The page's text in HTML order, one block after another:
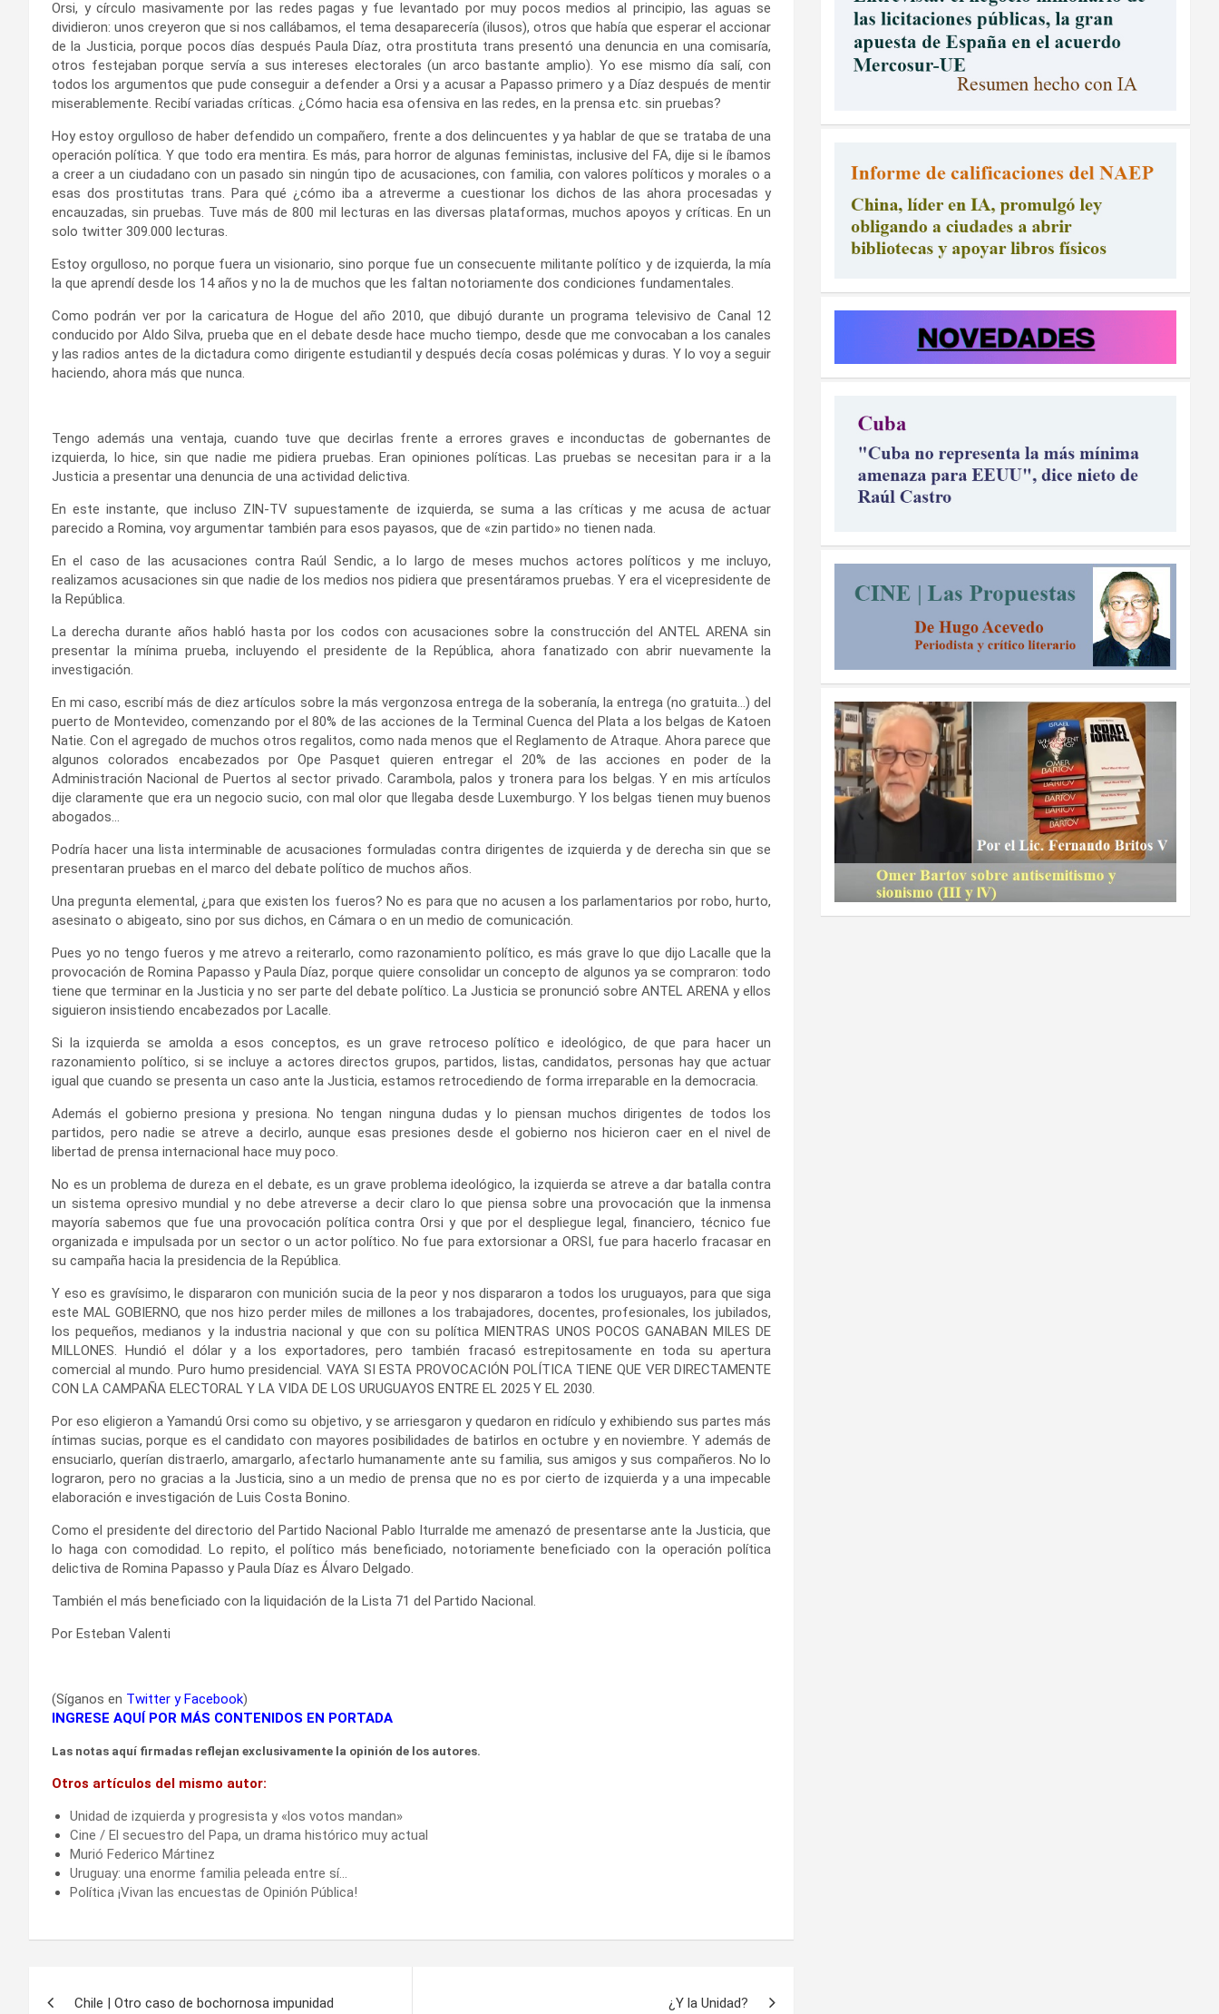
Orsi, y círculo masivamente por las redes pagas y fue levantado por muy pocos medios al principio, las aguas se
dividieron: unos creyeron que si nos callábamos, el tema desaparecería (ilusos), otros que había que esperar el accionar
de la Justicia, porque pocos días después Paula Díaz, otra prostituta trans presentó una denuncia en una comisaría,
otros festejaban porque servía a sus intereses electorales (un arco bastante amplio). Yo ese mismo día salí, con
todos los argumentos que pude conseguir a defender a Orsi y a acusar a Papasso primero y a Díaz después de mentir
miserablemente. Recibí variadas críticas. ¿Cómo hacia esa ofensiva en las redes, en la prensa etc. sin pruebas?
Hoy estoy orgulloso de haber defendido un compañero, frente a dos delincuentes y ya hablar de que se trataba de una
operación política. Y que todo era mentira. Es más, para horror de algunas feministas, inclusive del FA, dije si le íbamos
a creer a un ciudadano con un pasado sin ningún tipo de acusaciones, con familia, con valores políticos y morales o a
esas dos prostitutas trans. Para qué ¿cómo iba a atreverme a cuestionar los dichos de las ahora procesadas y
encauzadas, sin pruebas. Tuve más de 800 mil lecturas en las diversas plataformas, muchos apoyos y críticas. En un
solo twitter 309.000 lecturas.
Estoy orgulloso, no porque fuera un visionario, sino porque fue un consecuente militante político y de izquierda, la mía
la que aprendí desde los 14 años y no la de muchos que les faltan notoriamente dos condiciones fundamentales.
Como podrán ver por la caricatura de Hogue del año 2010, que dibujó durante un programa televisivo de Canal 12
conducido por Aldo Silva, prueba que en el debate desde hace mucho tiempo, desde que me convocaban a los canales
y las radios antes de la dictadura como dirigente estudiantil y después decía cosas polémicas y duras. Y lo voy a seguir
haciendo, ahora más que nunca.
Tengo además una ventaja, cuando tuve que decirlas frente a errores graves e inconductas de gobernantes de
izquierda, lo hice, sin que nadie me pidiera pruebas. Eran opiniones políticas. Las pruebas se necesitan para ir a la
Justicia a presentar una denuncia de una actividad delictiva.
En este instante, que incluso ZIN-TV supuestamente de izquierda, se suma a las críticas y me acusa de actuar
parecido a Romina, voy argumentar también para esos payasos, que de «zin partido» no tienen nada.
En el caso de las acusaciones contra Raúl Sendic, a lo largo de meses muchos actores políticos y me incluyo,
realizamos acusaciones sin que nadie de los medios nos pidiera que presentáramos pruebas. Y era el vicepresidente de
la República.
La derecha durante años habló hasta por los codos con acusaciones sobre la construcción del ANTEL ARENA sin
presentar la mínima prueba, incluyendo el presidente de la República, ahora fanatizado con abrir nuevamente la
investigación.
En mi caso, escribí más de diez artículos sobre la más vergonzosa entrega de la soberanía, la entrega (no gratuita…) del
puerto de Montevideo, comenzando por el 80% de las acciones de la Terminal Cuenca del Plata a los belgas de Katoen
Natie. Con el agregado de muchos otros regalitos, como nada menos que el Reglamento de Atraque. Ahora parece que
algunos colorados encabezados por Ope Pasquet quieren entregar el 20% de las acciones en poder de la
Administración Nacional de Puertos al sector privado. Carambola, palos y tronera para los belgas. Y en mis artículos
dije claramente que era un negocio sucio, con mal olor que llegaba desde Luxemburgo. Y los belgas tienen muy buenos
abogados…
Podría hacer una lista interminable de acusaciones formuladas contra dirigentes de izquierda y de derecha sin que se
presentaran pruebas en el marco del debate político de muchos años.
Una pregunta elemental, ¿para que existen los fueros? No es para que no acusen a los parlamentarios por robo, hurto,
asesinato o abigeato, sino por sus dichos, en Cámara o en un medio de comunicación.
Pues yo no tengo fueros y me atrevo a reiterarlo, como razonamiento político, es más grave lo que dijo Lacalle que la
provocación de Romina Papasso y Paula Díaz, porque quiere consolidar un concepto de algunos ya se compraron: todo
tiene que terminar en la Justicia y no ser parte del debate político. La Justicia se pronunció sobre ANTEL ARENA y ellos
siguieron insistiendo encabezados por Lacalle.
Si la izquierda se amolda a esos conceptos, es un grave retroceso político e ideológico, de que para hacer un
razonamiento político, si se incluye a actores directos grupos, partidos, listas, candidatos, personas hay que actuar
igual que cuando se presenta un caso ante la Justicia, estamos retrocediendo de forma irreparable en la democracia.
Además el gobierno presiona y presiona. No tengan ninguna dudas y lo piensan muchos dirigentes de todos los
partidos, pero nadie se atreve a decirlo, aunque esas presiones desde el gobierno nos hicieron caer en el nivel de
libertad de prensa internacional hace muy poco.
No es un problema de dureza en el debate, es un grave problema ideológico, la izquierda se atreve a dar batalla contra
un sistema opresivo mundial y no debe atreverse a decir claro lo que piensa sobre una provocación que la inmensa
mayoría sabemos que fue una provocación política contra Orsi y que por el despliegue legal, financiero, técnico fue
organizada e impulsada por un sector o un actor político. No fue para extorsionar a ORSI, fue para hacerlo fracasar en
su campaña hacia la presidencia de la República.
Y eso es gravísimo, le dispararon con munición sucia de la peor y nos dispararon a todos los uruguayos, para que siga
este MAL GOBIERNO, que nos hizo perder miles de millones a los trabajadores, docentes, profesionales, los jubilados,
los pequeños, medianos y la industria nacional y que con su política MIENTRAS UNOS POCOS GANABAN MILES DE
MILLONES. Hundió el dólar y a los exportadores, pero también fracasó estrepitosamente en toda su apertura
comercial al mundo. Puro humo presidencial. VAYA SI ESTA PROVOCACIÓN POLÍTICA TIENE QUE VER DIRECTAMENTE
CON LA CAMPAÑA ELECTORAL Y LA VIDA DE LOS URUGUAYOS ENTRE EL 2025 Y EL 2030.
Por eso eligieron a Yamandú Orsi como su objetivo, y se arriesgaron y quedaron en ridículo y exhibiendo sus partes más
íntimas sucias, porque es el candidato con mayores posibilidades de batirlos en octubre y en noviembre. Y además de
ensuciarlo, querían distraerlo, amargarlo, afectarlo humanamente ante su familia, sus amigos y sus compañeros. No lo
lograron, pero no gracias a la Justicia, sino a un medio de prensa que no es por cierto de izquierda y a una impecable
elaboración e investigación de Luis Costa Bonino.
Como el presidente del directorio del Partido Nacional Pablo Iturralde me amenazó de presentarse ante la Justicia, que
lo haga con comodidad. Lo repito, el político más beneficiado, notoriamente beneficiado con la operación política
delictiva de Romina Papasso y Paula Díaz es Álvaro Delgado.
También el más beneficiado con la liquidación de la Lista 71 del Partido Nacional.
Por Esteban Valenti
(Síganos en Twitter yFacebook)
INGRESE AQUÍ POR MÁS CONTENIDOS EN PORTADA
Las notas aquí firmadas reflejan exclusivamente la opinión de los autores.
Otros artículos del mismo autor:
Unidad de izquierda y progresista y «los votos mandan»
Cine / El secuestro del Papa, un drama histórico muy actual
Murió Federico Mártinez
Uruguay: una enorme familia peleada entre sí…
Política ¡Vivan las encuestas de Opinión Pública!
Chile | Otro caso de bochornosa impunidad ¿Y la Unidad?